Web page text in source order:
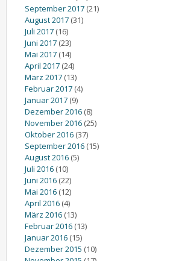
September 2017 (21)
August 2017 (31)
Juli 2017 (16)
Juni 2017 (23)
Mai 2017 (14)
April 2017 (24)
März 2017 (13)
Februar 2017 (4)
Januar 2017 (9)
Dezember 2016 (8)
November 2016 (25)
Oktober 2016 (37)
September 2016 (15)
August 2016 (5)
Juli 2016 (10)
Juni 2016 (22)
Mai 2016 (12)
April 2016 (4)
März 2016 (13)
Februar 2016 (13)
Januar 2016 (15)
Dezember 2015 (10)